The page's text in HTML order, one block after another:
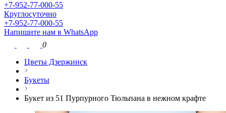
+7-952-77-000-55
Круглосуточно
+7-952-77-000-55
Напишите нам в WhatsApp
0
Цветы Дзержинск
Букеты
Букет из 51 Пурпурного Тюльпана в нежном крафте